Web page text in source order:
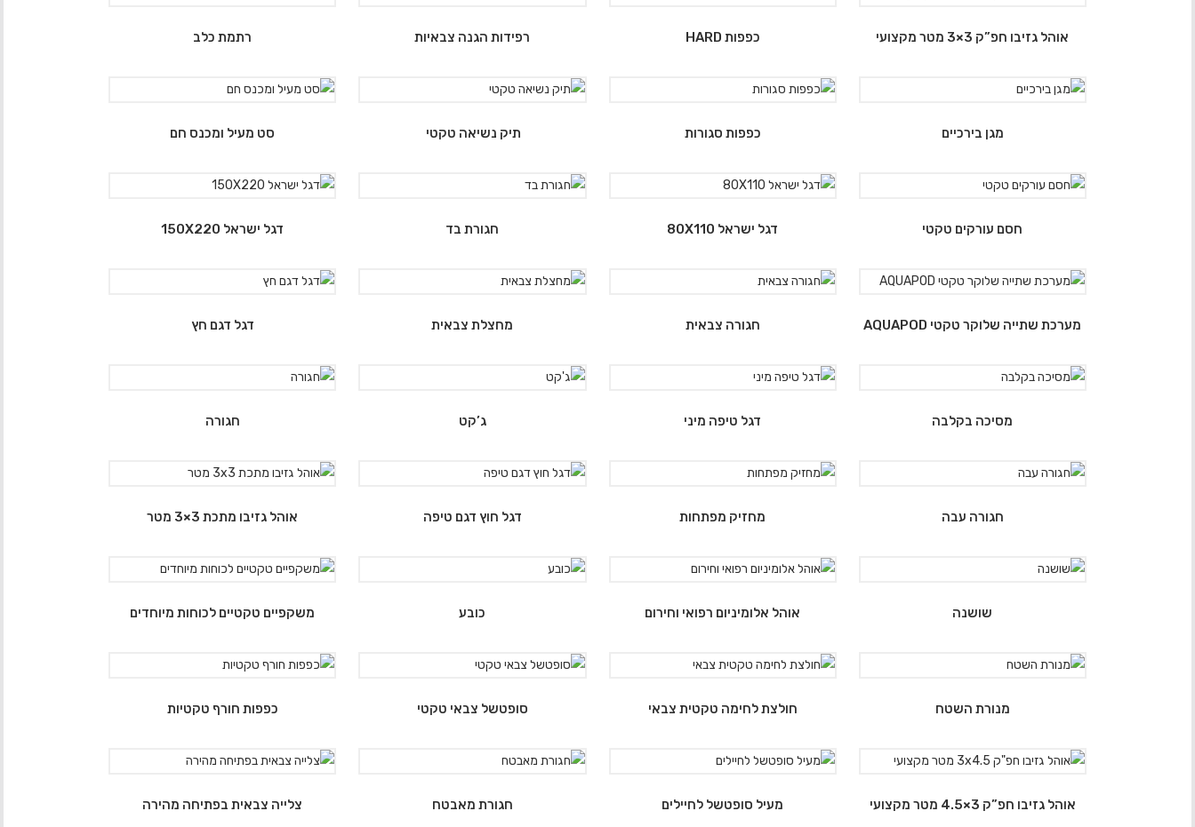
אוהל גזיבו חפ”ק 3×3 מטר מקצועי כפפות HARD רפידות הגנה צבאיות רתמת כלב
מגן בירכיים כפפות סגורות תיק נשיאה טקטי סט מעיל ומכנס חם
חסם עורקים טקטי דגל ישראל 80X110 חגורת בד דגל ישראל 150X220
מערכת שתייה שלוקר טקטי AQUAPOD חגורה צבאית מחצלת צבאית דגל דגם חץ
מסיכה בקלבה דגל טיפה מיני ג’קט חגורה
חגורה עבה מחזיק מפתחות דגל חוץ דגם טיפה אוהל גזיבו מתכת 3×3 מטר
שושנה אוהל אלומיניום רפואי וחירום כובע משקפיים טקטיים לכוחות מיוחדים
מנורת השטח חולצת לחימה טקטית צבאי סופטשל צבאי טקטי כפפות חורף טקטיות
אוהל גזיבו חפ”ק 3×4.5 מטר מקצועי מעיל סופטשל לחיילים חגורת מאבטח צלייה צבאית בפתיחה מהירה